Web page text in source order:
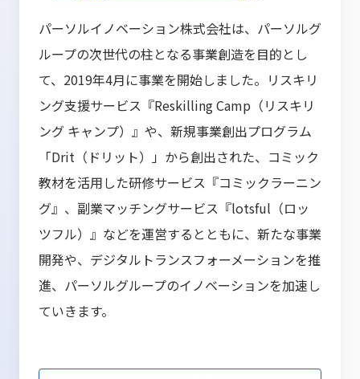
パーソルイノベーション株式会社は、パーソルグ
ループの次世代の柱となる事業創造を目的とし
て、2019年4月に事業を開始しました。リスキリ
ング支援サービス『Reskilling Camp（リスキリ
ング キャンプ）』や、新規事業創出プログラム
「Drit（ドリット）」から創出された、コミック
教材を活用した研修サービス『コミックラーニン
グ』、副業マッチングサービス『lotsful（ロッ
ツフル）』などを運営するとともに、新たな事業
開発や、デジタルトランスフォーメーションを推
進、パーソルグループのイノベーションを加速し
ていきます。